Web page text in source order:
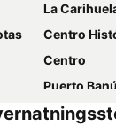
La
Centro
Centro
Puerto
Marina de